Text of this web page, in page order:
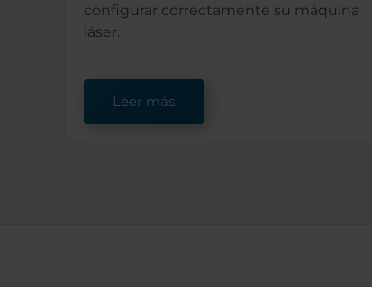
configurar correctamente su máquina
láser.
Leer más